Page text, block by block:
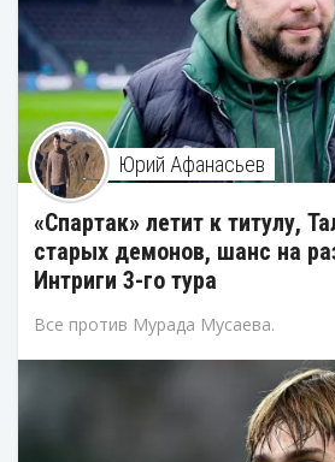
Юрий Афанасьев
«Спартак» летит к титулу,
старых демонов, шанс на
Интриги 3-го тура
Все против Мурада Мусаева.